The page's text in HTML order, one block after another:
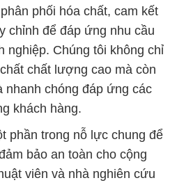
phối hóa chất, cam kết
chỉnh để đáp ứng nhu cầu
nghiệp. Chúng tôi không chỉ
chất lượng cao mà còn
nhanh chóng đáp ứng các
khách hàng.
phần trong nỗ lực chung để
bảo an toàn cho cộng
viên và nhà nghiên cứu